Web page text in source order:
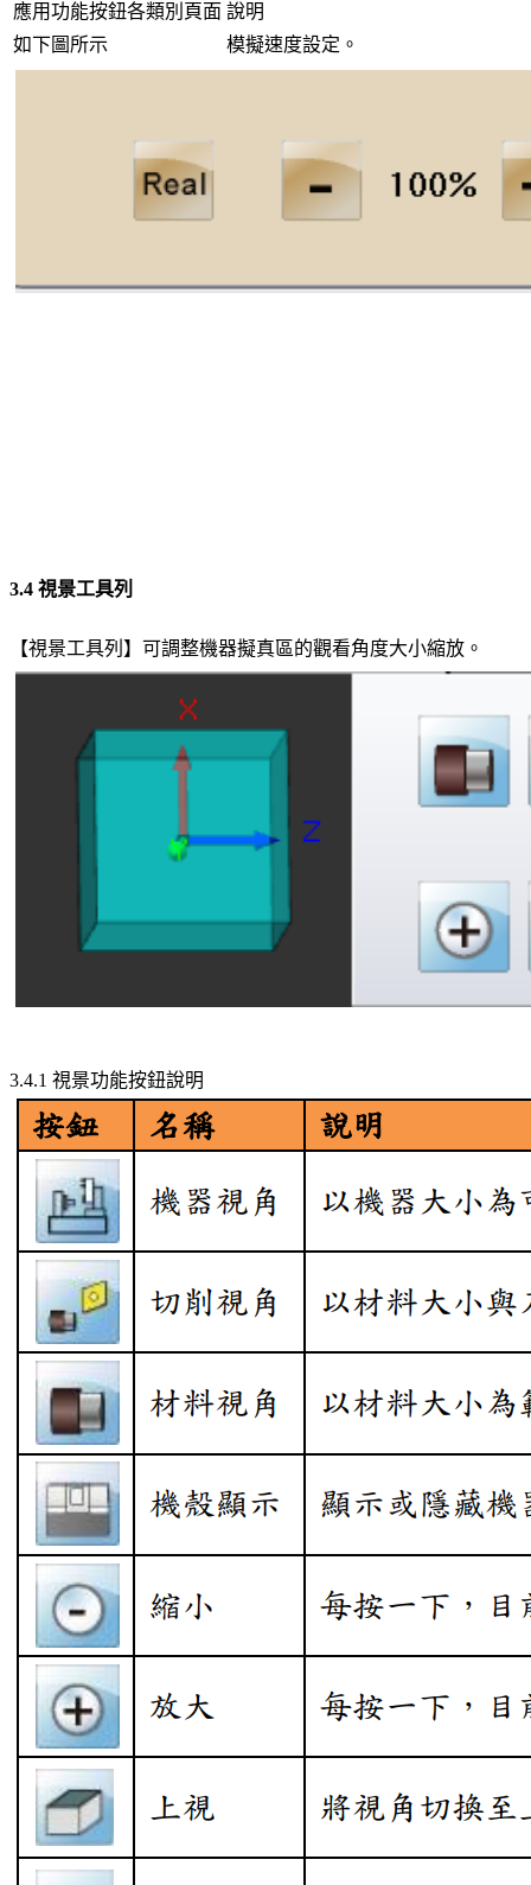
應用功能按鈕各類別頁面 說明
如下圖所示
模擬速度設定。
3.4 視景工具列
【視景工具列】可調整機器擬真區的觀看角度大小縮放。
3.4.1 視景功能按鈕說明